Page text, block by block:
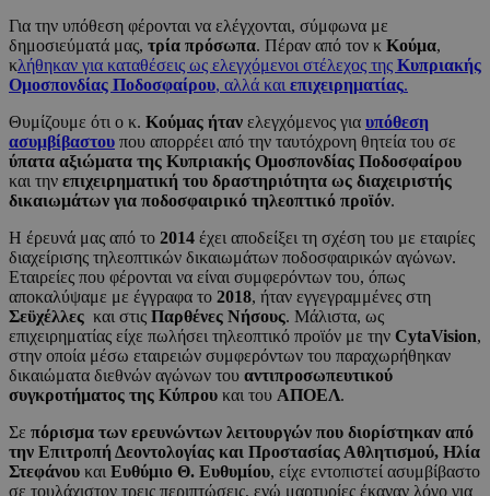
Για την υπόθεση φέρονται να ελέγχονται, σύμφωνα με
δημοσιεύματά μας, τρία πρόσωπα. Πέραν από τον κ Κούμα,
κλήθηκαν για καταθέσεις ως ελεγχόμενοι στέλεχος της Κυπριακής
Ομοσπονδίας Ποδοσφαίρου, αλλά και επιχειρηματίας.
Θυμίζουμε ότι ο κ. Κούμας ήταν ελεγχόμενος για υπόθεση
ασυμβίβαστου που απορρέει από την ταυτόχρονη θητεία του σε
ύπατα αξιώματα της Κυπριακής Ομοσπονδίας Ποδοσφαίρου
και την επιχειρηματική του δραστηριότητα ως διαχειριστής
δικαιωμάτων για ποδοσφαιρικό τηλεοπτικό προϊόν.
Η έρευνά μας από το 2014 έχει αποδείξει τη σχέση του με εταιρίες
διαχείρισης τηλεοπτικών δικαιωμάτων ποδοσφαιρικών αγώνων.
Εταιρείες που φέρονται να είναι συμφερόντων του, όπως
αποκαλύψαμε με έγγραφα το 2018, ήταν εγγεγραμμένες στη
Σεϋχέλλες και στις Παρθένες Νήσους. Μάλιστα, ως
επιχειρηματίας είχε πωλήσει τηλεοπτικό προϊόν με την CytaVision,
στην οποία μέσω εταιρειών συμφερόντων του παραχωρήθηκαν
δικαιώματα διεθνών αγώνων του αντιπροσωπευτικού
συγκροτήματος της Κύπρου και του ΑΠΟΕΛ.
Σε πόρισμα των ερευνώντων λειτουργών που διορίστηκαν από
την Επιτροπή Δεοντολογίας και Προστασίας Αθλητισμού, Ηλία
Στεφάνου και Ευθύμιο Θ. Ευθυμίου, είχε εντοπιστεί ασυμβίβαστο
σε τουλάχιστον τρεις περιπτώσεις, ενώ μαρτυρίες έκαναν λόγο για